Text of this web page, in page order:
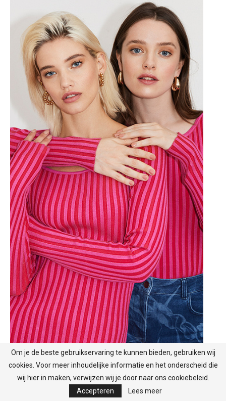
7.Gekleurde denims
In plaats van lichtblauw, off-white of donkerblauw zien we
dit voorjaar jeans in vrolijke tinten. Colorful denims in de
Om je de beste gebruikservaring te kunnen bieden, gebruiken wij
cookies. Voor meer inhoudelijke informatie en het onderscheid die
wij hier in maken, verwijzen wij je door naar ons cookiebeleid.
Accepteren
Lees meer